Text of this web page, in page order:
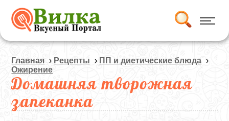
Главная › Рецепты › ПП и диетические блюда ›
Ожирение
Домашняя творожная
запеканка